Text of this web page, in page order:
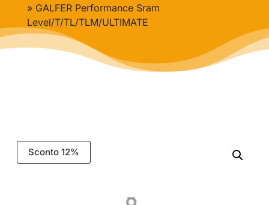
» GALFER Performance Sram
Level/T/TL/TLM/ULTIMATE
Sconto 12%